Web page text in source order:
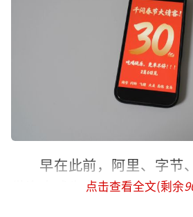
早在此前，阿里、字节
借资本成为角逐AI入口的有
点击查看全文(剩余